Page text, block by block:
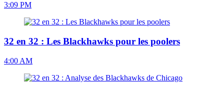
3:09 PM
32 en 32 : Les Blackhawks pour les poolers
4:00 AM